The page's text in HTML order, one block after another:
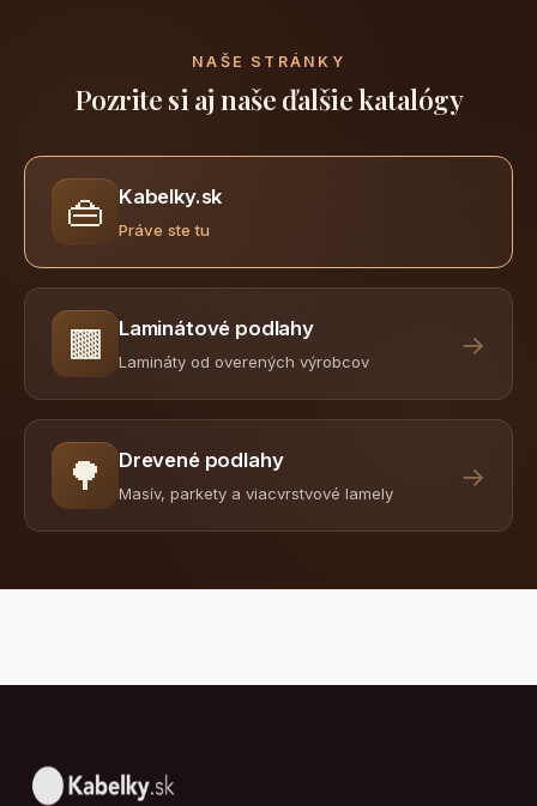
NAŠE STRÁNKY
Pozrite si aj naše ďalšie katalógy
👜 Kabelky.sk
Práve ste tu
🟫 Laminátové podlahy
Lamináty od overených výrobcov
→
🌳 Drevené podlahy
Masív, parkety a viacvrstvové lamely
→